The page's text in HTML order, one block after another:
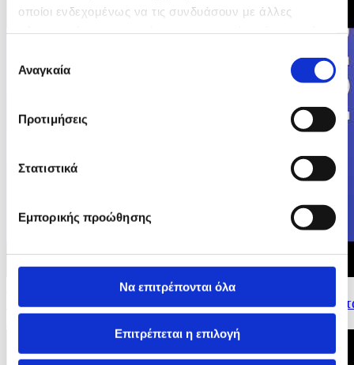
οποίοι ενδεχομένως να τις συνδυάσουν με άλλες
των υπηρεσιών τους.
συγκατάθεσης
Αναγκαία
Προτιμήσεις
Στατιστικά
Εμπορικής προώθησης
Να επιτρέπονται όλα
Επιτρέπεται η επιλογή
Δηλώσεις Επιτρόπου για Οικονομια και
Ντομπρόβσκις στη Συνέντευξη Τύπου...